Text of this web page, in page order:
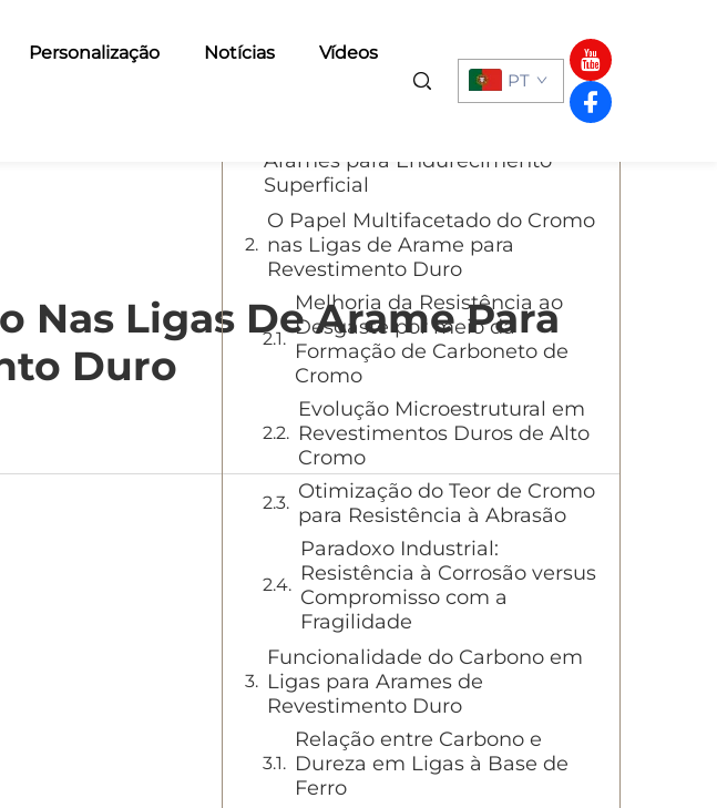
Personalização Notícias Vídeos
PT
Nas Ligas De Arame Para
Duro
Sumário
Arames para Endurecimento
Superficial
O Papel Multifacetado do Cromo
nas Ligas de Arame para
Revestimento Duro
Melhoria da Resistência ao
Desgaste por meio da
Formação de Carboneto de
Cromo
Evolução Microestrutural em
Revestimentos Duros de Alto
Cromo
Otimização do Teor de Cromo
para Resistência à Abrasão
Paradoxo Industrial:
Resistência à Corrosão versus
Compromisso com a
Fragilidade
Funcionalidade do Carbono em
Ligas para Arames de
Revestimento Duro
Relação entre Carbono e
Dureza em Ligas à Base de
Ferro